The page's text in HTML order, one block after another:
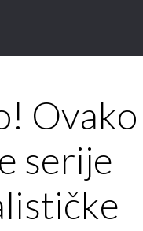
Ovako
serije